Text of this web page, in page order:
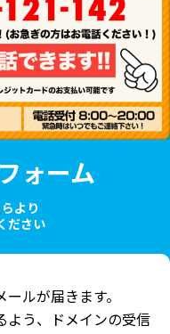
ォーム
より
ださい
ルが届きます。
よう、ドメインの受信